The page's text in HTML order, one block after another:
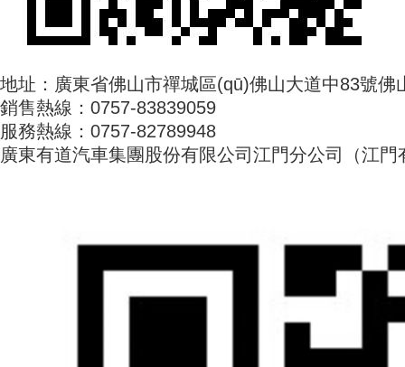
地址：廣東省佛山市禪城區(qū)佛山大道中83號佛
銷售熱線：0757-83839059
服務熱線：0757-82789948
廣東有道汽車集團股份有限公司江門分公司（江門